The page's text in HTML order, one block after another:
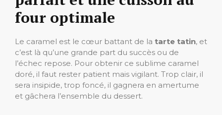
four optimale
Le caramel est le cœur battant de la tarte tatin, et
c’est là qu’une grande part du succès ou de
l’échec repose. Pour obtenir ce sublime caramel
doré, il faut rester patient mais vigilant. Trop clair, il
sera insipide, trop foncé, il gagnera en amertume
et gâchera l’ensemble du dessert.